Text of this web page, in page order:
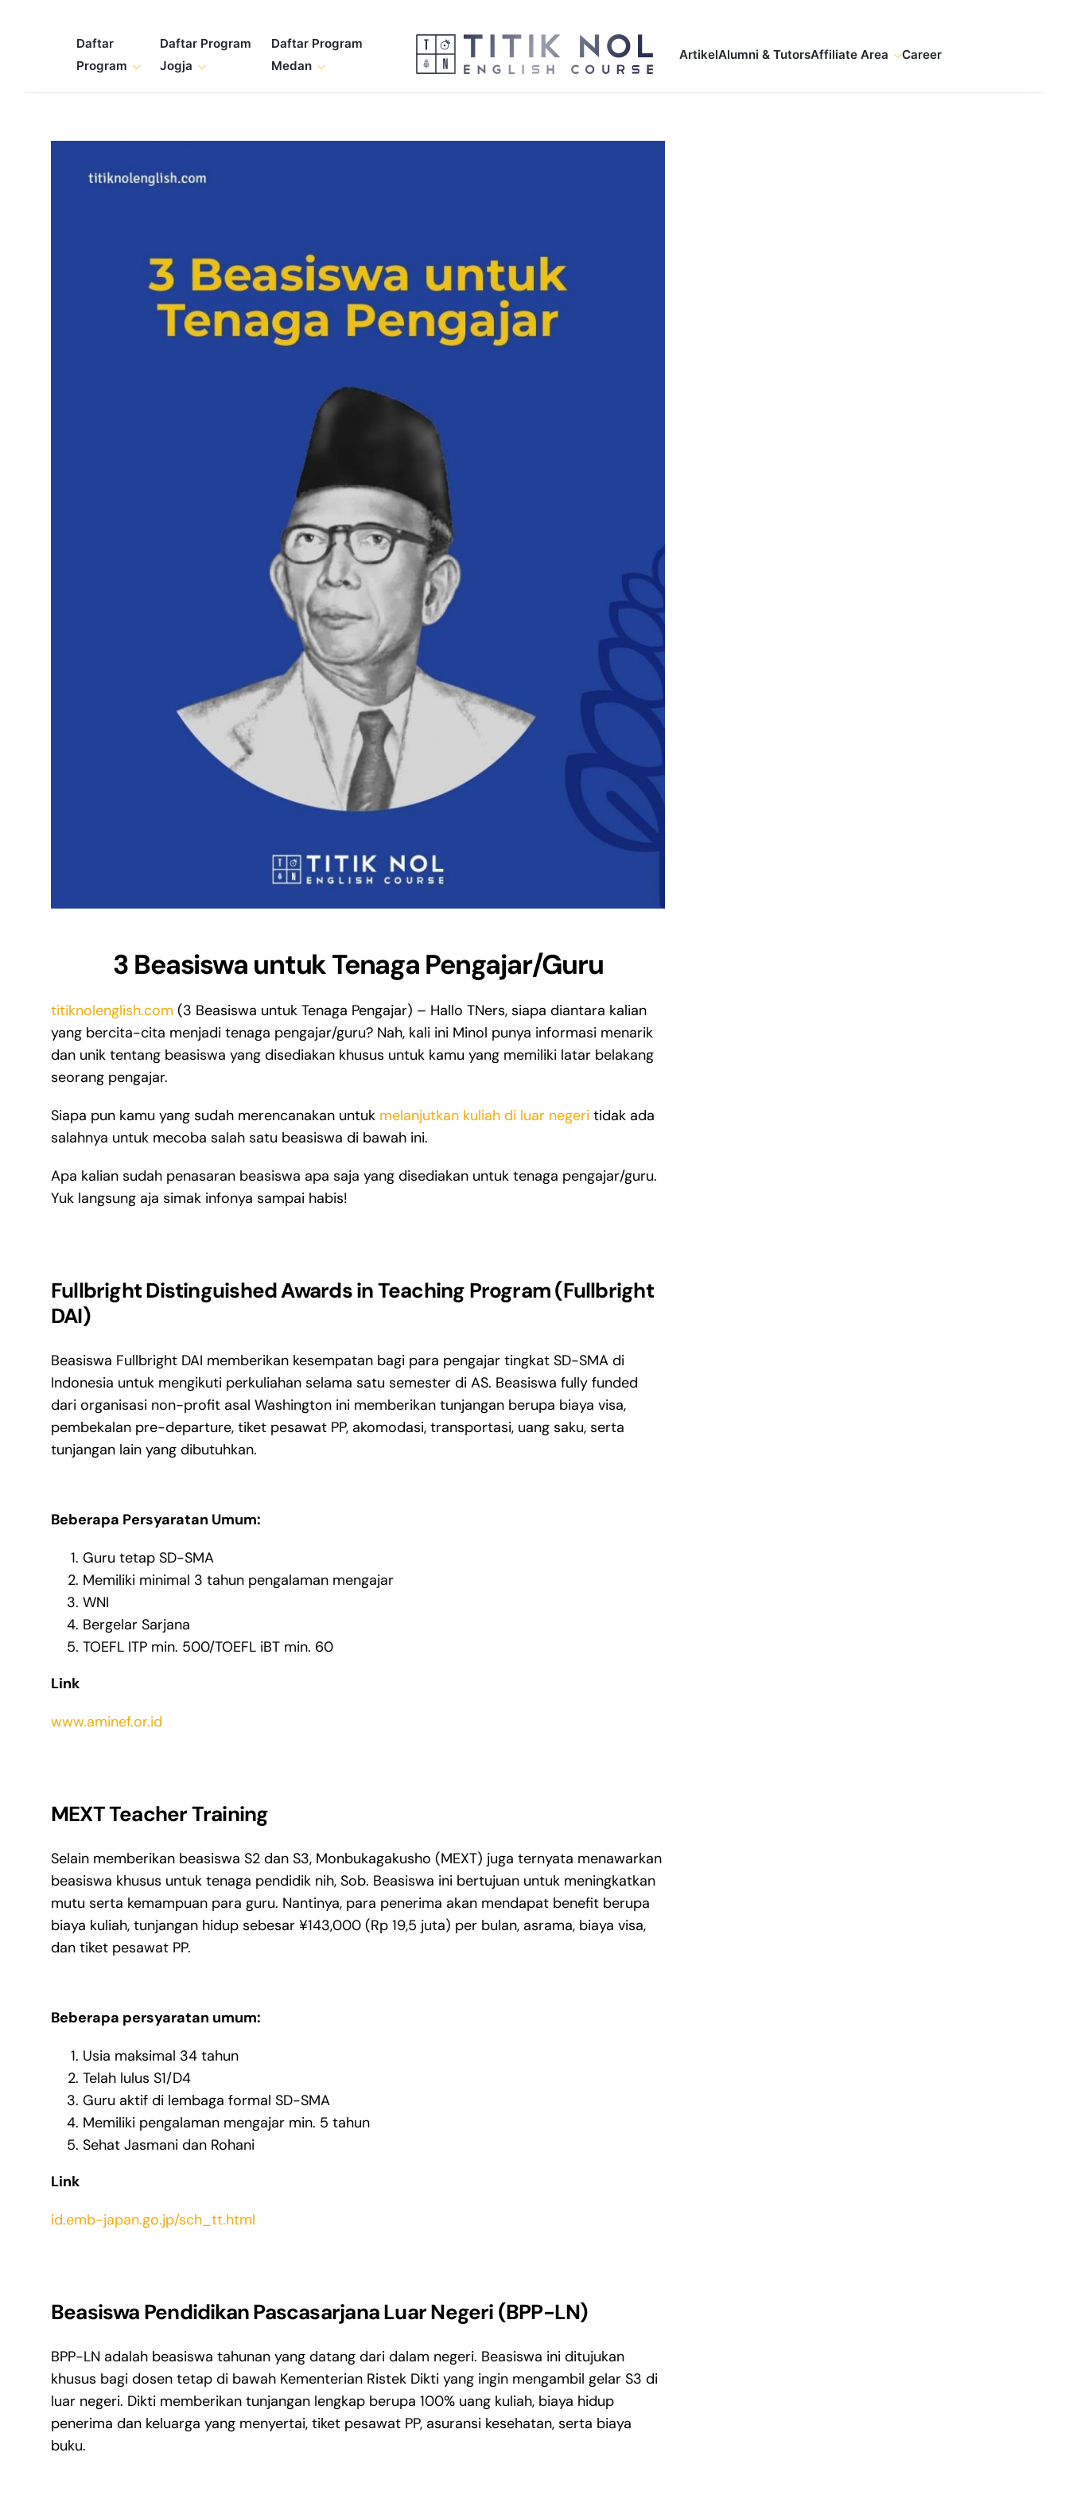
Daftar
Program
Daftar Program
Jogja
Daftar Program
Medan
ArtikelAlumni & TutorsAffiliate Area Career
3 Beasiswa untuk Tenaga Pengajar/Guru
titiknolenglish.com (3 Beasiswa untuk Tenaga Pengajar) – Hallo TNers, siapa diantara kalian
yang bercita-cita menjadi tenaga pengajar/guru? Nah, kali ini Minol punya informasi menarik
dan unik tentang beasiswa yang disediakan khusus untuk kamu yang memiliki latar belakang
seorang pengajar.
Siapa pun kamu yang sudah merencanakan untuk melanjutkan kuliah di luar negeri tidak ada
salahnya untuk mecoba salah satu beasiswa di bawah ini.
Apa kalian sudah penasaran beasiswa apa saja yang disediakan untuk tenaga pengajar/guru.
Yuk langsung aja simak infonya sampai habis!
Fullbright Distinguished Awards in Teaching Program (Fullbright
DAI)
Beasiswa Fullbright DAI memberikan kesempatan bagi para pengajar tingkat SD-SMA di
Indonesia untuk mengikuti perkuliahan selama satu semester di AS. Beasiswa fully funded
dari organisasi non-profit asal Washington ini memberikan tunjangan berupa biaya visa,
pembekalan pre-departure, tiket pesawat PP, akomodasi, transportasi, uang saku, serta
tunjangan lain yang dibutuhkan.
Beberapa Persyaratan Umum:
Guru tetap SD-SMA
Memiliki minimal 3 tahun pengalaman mengajar
WNI
Bergelar Sarjana
TOEFL ITP min. 500/TOEFL iBT min. 60
Link
www.aminef.or.id
MEXT Teacher Training
Selain memberikan beasiswa S2 dan S3, Monbukagakusho (MEXT) juga ternyata menawarkan
beasiswa khusus untuk tenaga pendidik nih, Sob. Beasiswa ini bertujuan untuk meningkatkan
mutu serta kemampuan para guru. Nantinya, para penerima akan mendapat benefit berupa
biaya kuliah, tunjangan hidup sebesar ¥143,000 (Rp 19,5 juta) per bulan, asrama, biaya visa,
dan tiket pesawat PP.
Beberapa persyaratan umum:
Usia maksimal 34 tahun
Telah lulus S1/D4
Guru aktif di lembaga formal SD-SMA
Memiliki pengalaman mengajar min. 5 tahun
Sehat Jasmani dan Rohani
Link
id.emb-japan.go.jp/sch_tt.html
Beasiswa Pendidikan Pascasarjana Luar Negeri (BPP-LN)
BPP-LN adalah beasiswa tahunan yang datang dari dalam negeri. Beasiswa ini ditujukan
khusus bagi dosen tetap di bawah Kementerian Ristek Dikti yang ingin mengambil gelar S3 di
luar negeri. Dikti memberikan tunjangan lengkap berupa 100% uang kuliah, biaya hidup
penerima dan keluarga yang menyertai, tiket pesawat PP, asuransi kesehatan, serta biaya
buku.